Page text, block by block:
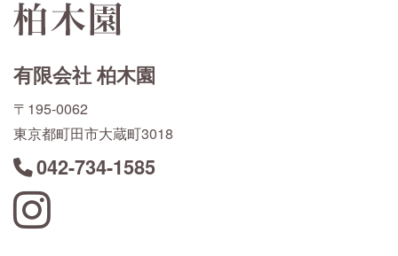
有限会社 柏木園
〒195-0062
東京都町田市大蔵町3018
042-734-1585
Instagram